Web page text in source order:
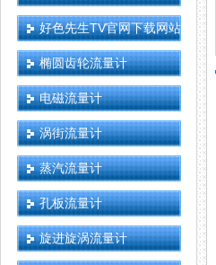
好色先生TV官网下载网站
椭圆齿轮流量计
电磁流量计
涡街流量计
蒸汽流量计
孔板流量计
旋进旋涡流量计